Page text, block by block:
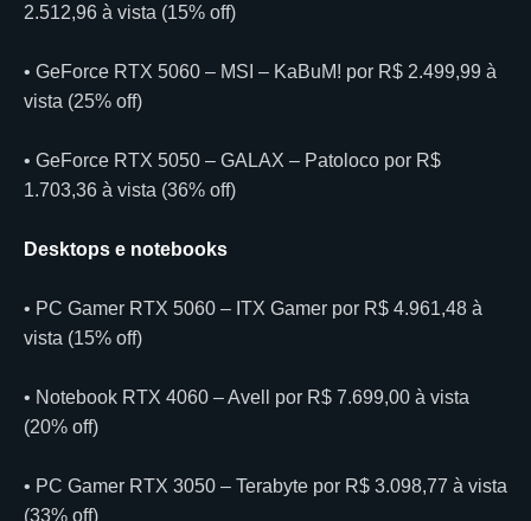
2.512,96 à vista (15% off)
• GeForce RTX 5060 – MSI – KaBuM! por R$ 2.499,99 à
vista (25% off)
• GeForce RTX 5050 – GALAX – Patoloco por R$
1.703,36 à vista (36% off)
Desktops e notebooks
• PC Gamer RTX 5060 – ITX Gamer por R$ 4.961,48 à
vista (15% off)
• Notebook RTX 4060 – Avell por R$ 7.699,00 à vista
(20% off)
• PC Gamer RTX 3050 – Terabyte por R$ 3.098,77 à vista
(33% off)